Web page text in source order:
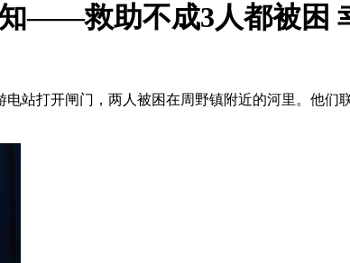
——救助不成3人都被困
站打开闸门，两人被困在周野镇附近的河里。他们